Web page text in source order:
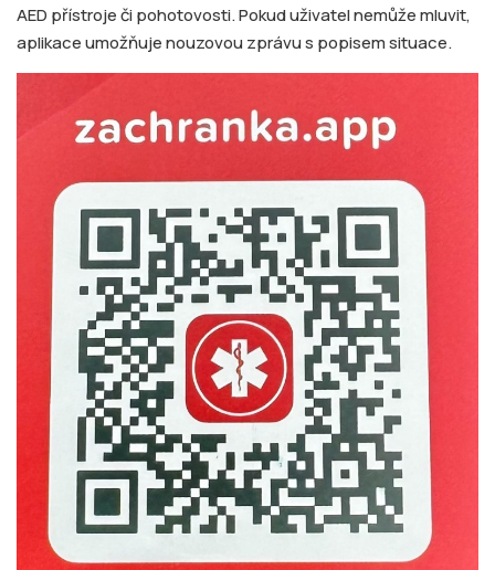
AED přístroje či pohotovosti. Pokud uživatel nemůže mluvit,
aplikace umožňuje nouzovou zprávu s popisem situace.